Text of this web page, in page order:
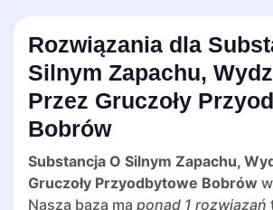
Rozwiązania dla
Silnym Zapachu,
Przez Gruczoły
Bobrów
Substancja O Silnym Zapachu,
Gruczoły Przyodbytowe Bobrów
Nasza baza ma ponad 1 rozwiązań